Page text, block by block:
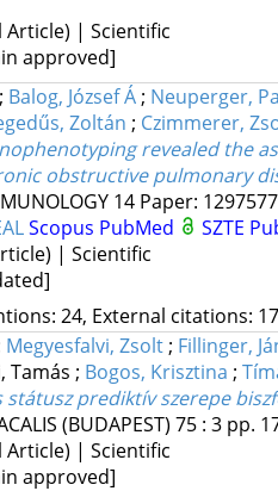
Article) | Scientific
approved]
; Balog, József Á ; Neuperger,
Zoltán ; Czimmerer,
revealed the
obstructive pulmonary
14 Paper:
Scopus PubMed
SZTE
| Scientific
24, External citations:
Megyesfalvi, Zsolt ; Fillinger,
Tamás ; Bogos, Krisztina ;
státusz prediktív szerepe
(BUDAPEST) 75: 3 pp.
Article) | Scientific
approved]